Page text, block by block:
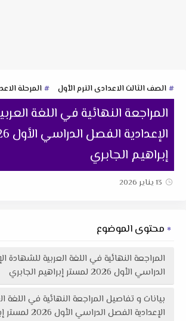
الصف الثالث الاعدادى الترم الأول المرحلة
المراجعة النهائية في اللغة
إبراهيم الجابري
13 يناير 2026
محتوى الموضوع
المراجعة النهائية في اللغة العربية للشهادة
الدراسي الأول 2026 لمستر إبراهيم الجابري
بيانات و تفاصيل المراجعة النهائية في اللغة
الإعدادية الفصل الدراسي الأول 2026 لمستر إبراهيم الجابري :